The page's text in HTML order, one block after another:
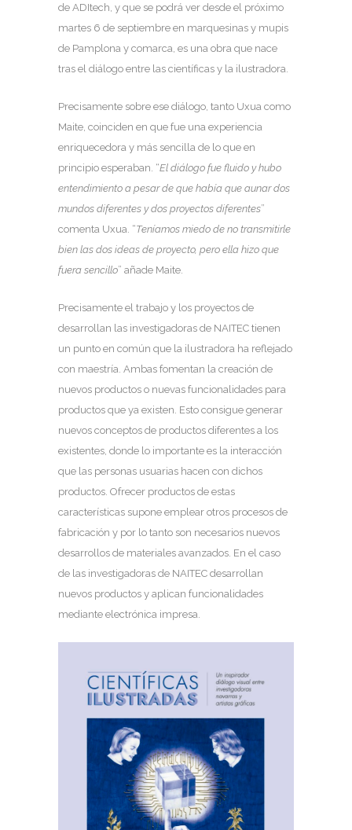
de ADItech, y que se podrá ver desde el próximo
martes 6 de septiembre en marquesinas y mupis
de Pamplona y comarca, es una obra que nace
tras el diálogo entre las científicas y la ilustradora.
Precisamente sobre ese diálogo, tanto Uxua como
Maite, coinciden en que fue una experiencia
enriquecedora y más sencilla de lo que en
principio esperaban. “El diálogo fue fluido y hubo
entendimiento a pesar de que había que aunar dos
mundos diferentes y dos proyectos diferentes”
comenta Uxua. “Teníamos miedo de no transmitirle
bien las dos ideas de proyecto, pero ella hizo que
fuera sencillo” añade Maite.
Precisamente el trabajo y los proyectos de
desarrollan las investigadoras de NAITEC tienen
un punto en común que la ilustradora ha reflejado
con maestría. Ambas fomentan la creación de
nuevos productos o nuevas funcionalidades para
productos que ya existen. Esto consigue generar
nuevos conceptos de productos diferentes a los
existentes, donde lo importante es la interacción
que las personas usuarias hacen con dichos
productos. Ofrecer productos de estas
características supone emplear otros procesos de
fabricación y por lo tanto son necesarios nuevos
desarrollos de materiales avanzados. En el caso
de las investigadoras de NAITEC desarrollan
nuevos productos y aplican funcionalidades
mediante electrónica impresa.